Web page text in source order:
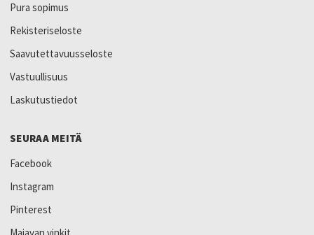
Pura sopimus
Rekisteriseloste
Saavutettavuusseloste
Vastuullisuus
Laskutustiedot
SEURAA MEITÄ
Facebook
Instagram
Pinterest